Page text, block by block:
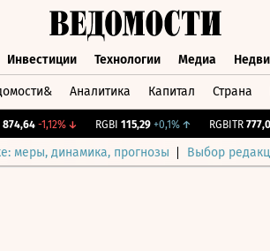
Инвестиции Технологии Медиа
Аналитика Капитал Страна
-1,12%↓ RGBI 115,29 +0,1%↑ RGBITR 777,03
меры, динамика, прогнозы Выбор